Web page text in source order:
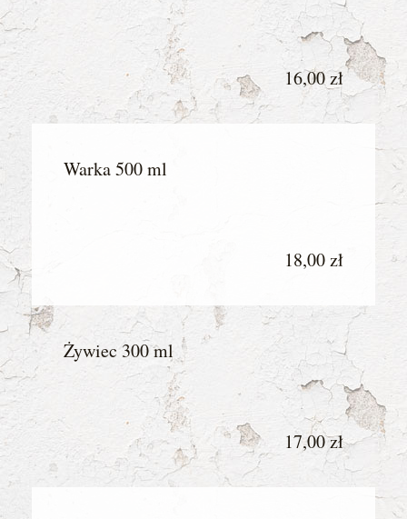
16,00 zł
Warka 500 ml
18,00 zł
Żywiec 300 ml
17,00 zł